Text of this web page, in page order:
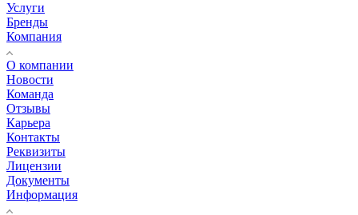
Услуги
Бренды
Компания
О компании
Новости
Команда
Отзывы
Карьера
Контакты
Реквизиты
Лицензии
Документы
Информация